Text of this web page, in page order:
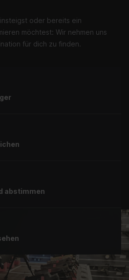
oder bereits ein
möchtest: Wir nehmen uns
für dich zu finden.
abstimmen